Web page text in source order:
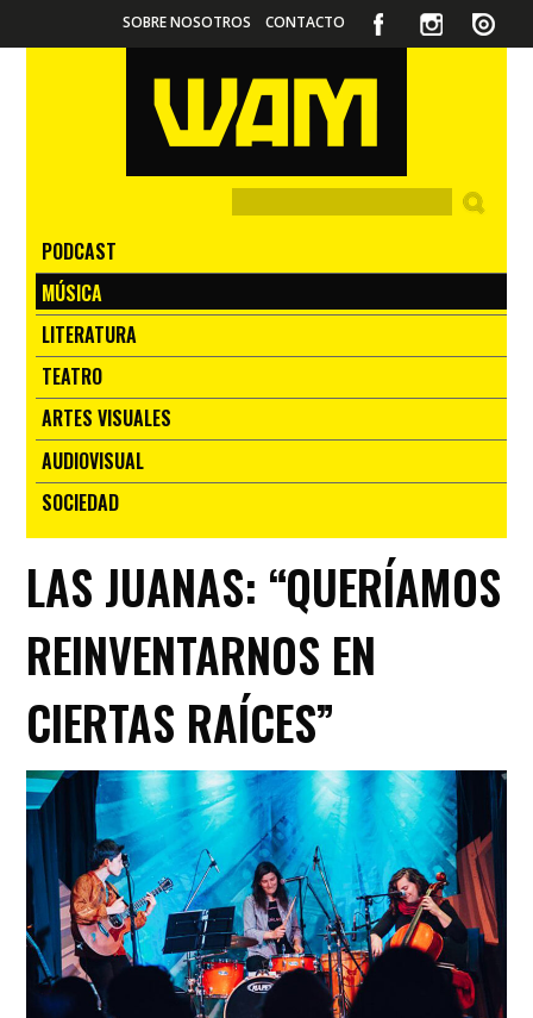
SOBRE NOSOTROS CONTACTO
PODCAST
MÚSICA
LITERATURA
TEATRO
ARTES VISUALES
AUDIOVISUAL
SOCIEDAD
LAS JUANAS: “QUERÍAMOS
REINVENTARNOS EN
CIERTAS RAÍCES”